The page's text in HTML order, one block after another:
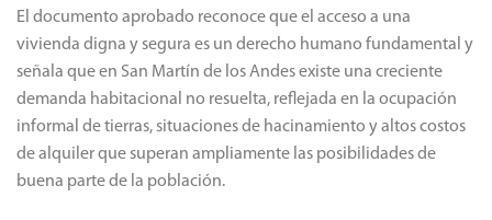
El documento aprobado reconoce que el acceso a una
vivienda digna y segura es un derecho humano fundamental y
señala que en San Martín de los Andes existe una creciente
demanda habitacional no resuelta, reflejada en la ocupación
informal de tierras, situaciones de hacinamiento y altos costos
de alquiler que superan ampliamente las posibilidades de
buena parte de la población.